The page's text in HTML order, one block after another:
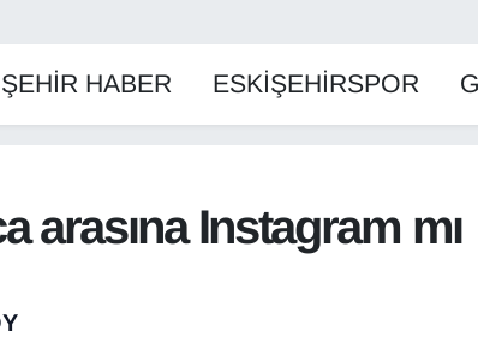
HABER ESKİŞEHİRSPOR
arasına Instagram mı